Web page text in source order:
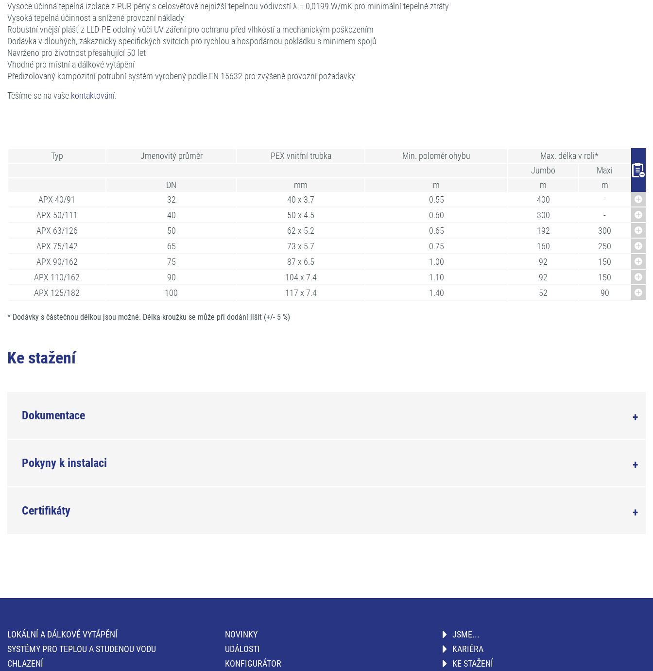
Vysoce účinná tepelná izolace z PUR pěny s celosvětově nejnižší tepelnou vodivostí λ = 0,0199 W/mK pro minimální tepelné ztráty
Vysoká tepelná účinnost a snížené provozní náklady
Robustní vnější plášť z LLD-PE odolný vůči UV záření pro ochranu před vlhkostí a mechanickým poškozením
Dodávka v dlouhých, zákaznicky specifických svitcích pro rychlou a hospodárnou pokládku s minimem spojů
Navrženo pro životnost přesahující 50 let
Vhodné pro místní a dálkové vytápění
Předizolovaný kompozitní potrubní systém vyrobený podle EN 15632 pro zvýšené provozní požadavky
Těšíme se na vaše kontaktování.
Typ Jmenovitý průměr PEX vnitřní trubka Min. poloměr ohybu
Max. délka v roli*
Jumbo
Maxi
DN
mm m m
m
APX 40/91
32 40 x 3.7 0.55 400
-
APX 50/111
40 50 x 4.5 0.60 300
-
APX 63/126
50 62 x 5.2 0.65 192
300
APX 75/142
65 73 x 5.7 0.75 160
250
APX 90/162
75 87 x 6.5 1.00 92
150
APX 110/162
90 104 x 7.4 1.10 92
150
APX 125/182
100 117 x 7.4 1.40 52 90
* Dodávky s částečnou délkou jsou možné. Délka kroužku se může při dodání lišit (+/- 5 %)
Ke stažení
Dokumentace
Pokyny k instalaci
Certifikáty
LOKÁLNÍ A DÁLKOVÉ VYTÁPĚNÍ
SYSTÉMY PRO TEPLOU A STUDENOU VODU
CHLAZENÍ
NOVINKY
UDÁLOSTI
KONFIGURÁTOR
JSME...
KARIÉRA
KE STAŽENÍ